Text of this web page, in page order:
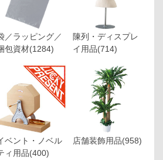
／ラッピング／
包資材(1284)
陳列・ディスプレ
イ用品(714)
ベント・ノベル
ィ用品(400)
店舗装飾用品(958)